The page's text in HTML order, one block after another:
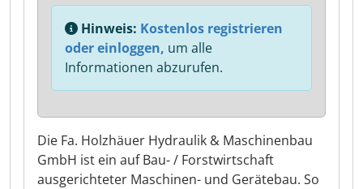
Die Fa. Holzhäuer Hydraulik & Maschinenbau
GmbH ist ein auf Bau- / Forstwirtschaft
ausgerichteter Maschinen- und Gerätebau. So
Hinweis: Kostenlos registrieren
oder einloggen, um alle
Informationen abzurufen.